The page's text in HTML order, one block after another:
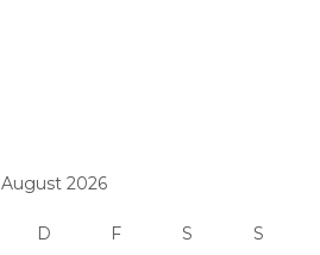
August 2026
D F S S